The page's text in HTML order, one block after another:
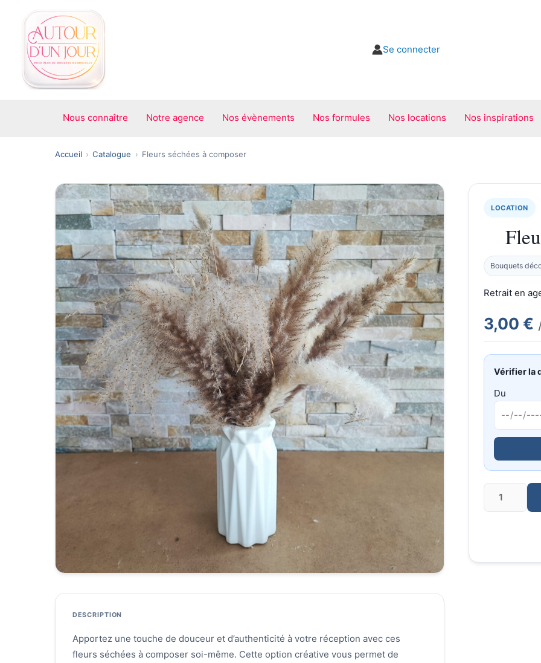
contenu
Se connecter
Nous connaître Notre agence Nos évènements Nos formules Nos locations Nos inspirations
Accueil Catalogue Fleurs séchées à composer
LOCATION
Bouquets
Retrait en
3,00 €
Vérifier la
Du
Quantité
DESCRIPTION
Apportez une touche de douceur et d’authenticité à votre réception avec ces
fleurs séchées à composer soi-même. Cette option créative vous permet de